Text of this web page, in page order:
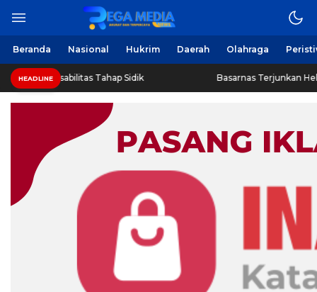
Regamedianews.com
Berita Harian Online
Beranda Nasional Hukrim Daerah Olahraga
HEADLINE
Disabilitas Tahap Sidik Basarnas Terjunkan